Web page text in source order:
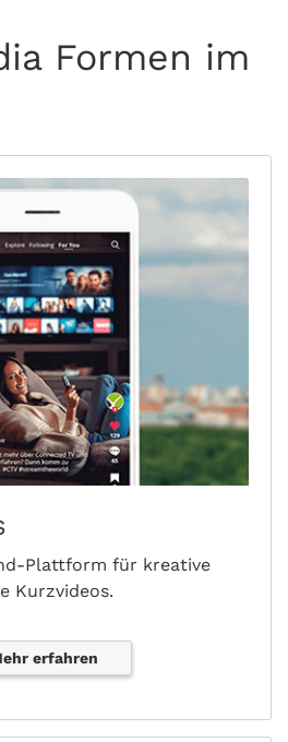
Formen im
Plattform für kreative
Kurzvideos.
erfahren